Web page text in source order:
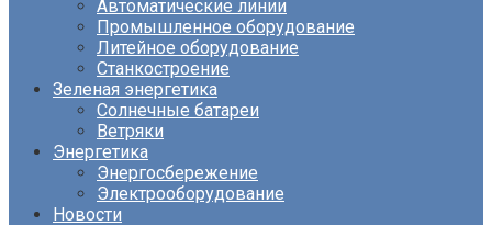
Автоматические линии
Промышленное оборудование
Литейное оборудование
Станкостроение
Зеленая энергетика
Солнечные батареи
Ветряки
Энергетика
Энергосбережение
Электрооборудование
Новости